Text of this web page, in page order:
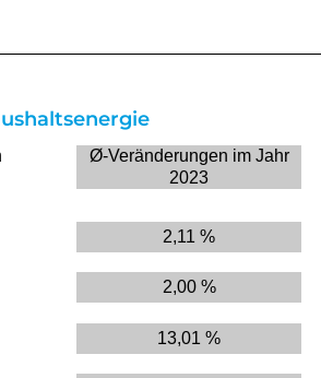
Ø-Veränderungen im Jahr
2023
2,11 %
2,00 %
13,01 %